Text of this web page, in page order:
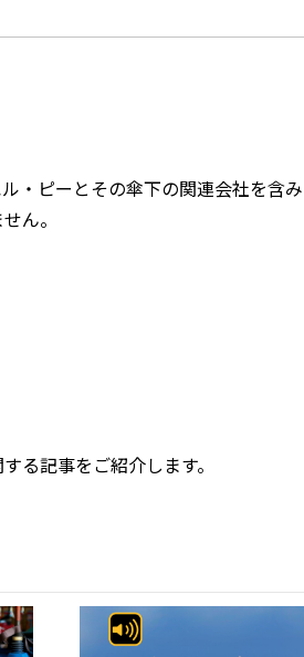
・ピーとその傘下の関連会社を含
ん。
る記事をご紹介します。